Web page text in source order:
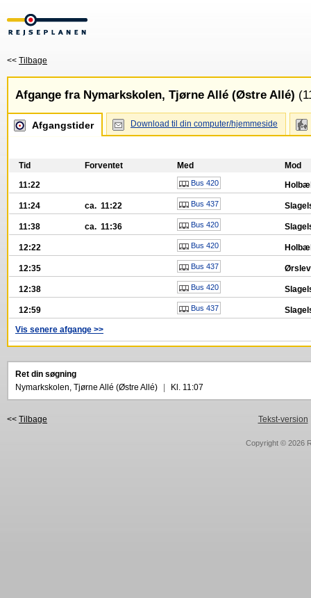
<< Tilbage
Afgange fra Nymarkskolen, Tjørne Allé (Østre Allé)
Afgangstider Download til din computer/hjemmeside
Tid Forventet Med
Mod
11:22
Bus 420
11:24 ca. 11:22 Bus 437
11:38 ca. 11:36 Bus 420
12:22 Bus 420
12:35 Bus 437
12:38 Bus 420
12:59 Bus 437
Vis senere afgange >>
Ret din søgning
Nymarkskolen, Tjørne Allé (Østre Allé)
Kl. 11:07
<< Tilbage Tekst-version
Copyright © 2026